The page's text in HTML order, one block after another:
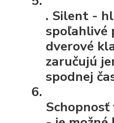
. Silent -
spoľahlivé
dverové
zaručujú
spodnej